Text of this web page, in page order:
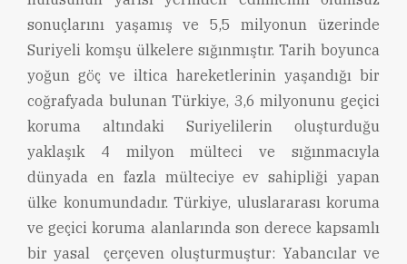
sonuçlarını yaşamış ve 5,5 milyonun üzerinde
Suriyeli komşu ülkelere sığınmıştır. Tarih boyunca
yoğun göç ve iltica hareketlerinin yaşandığı bir
coğrafyada bulunan Türkiye, 3,6 milyonunu geçici
koruma altındaki Suriyelilerin oluşturduğu
yaklaşık 4 milyon mülteci ve sığınmacıyla
dünyada en fazla mülteciye ev sahipliği yapan
ülke konumundadır. Türkiye, uluslararası koruma
ve geçici koruma alanlarında son derece kapsamlı
bir yasal çerçeven oluşturmuştur: Yabancılar ve